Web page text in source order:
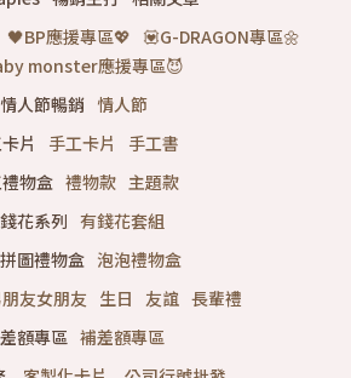
🖤BP應援專區💖 💟G-DRAGON專區🌼
monster應援專區😈
情人節暢銷 情人節
片
手工卡片
手工書
物盒 禮物款 主題款
花系列 有錢花套組
圖禮物盒 泡泡禮物盒
友女朋友 生日 友誼 長輩禮
額專區 補差額專區